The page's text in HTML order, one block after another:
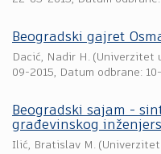
Beogradski gajret
Dacić, Nadir H. (Univerzitet
09-2015, Datum odbrane:
Beogradski sajam -
građevinskog
Ilić, Bratislav M. (